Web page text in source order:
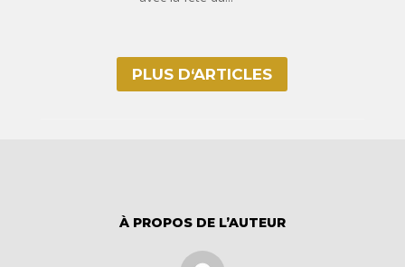
PLUS D‘ARTICLES
À PROPOS DE L’AUTEUR